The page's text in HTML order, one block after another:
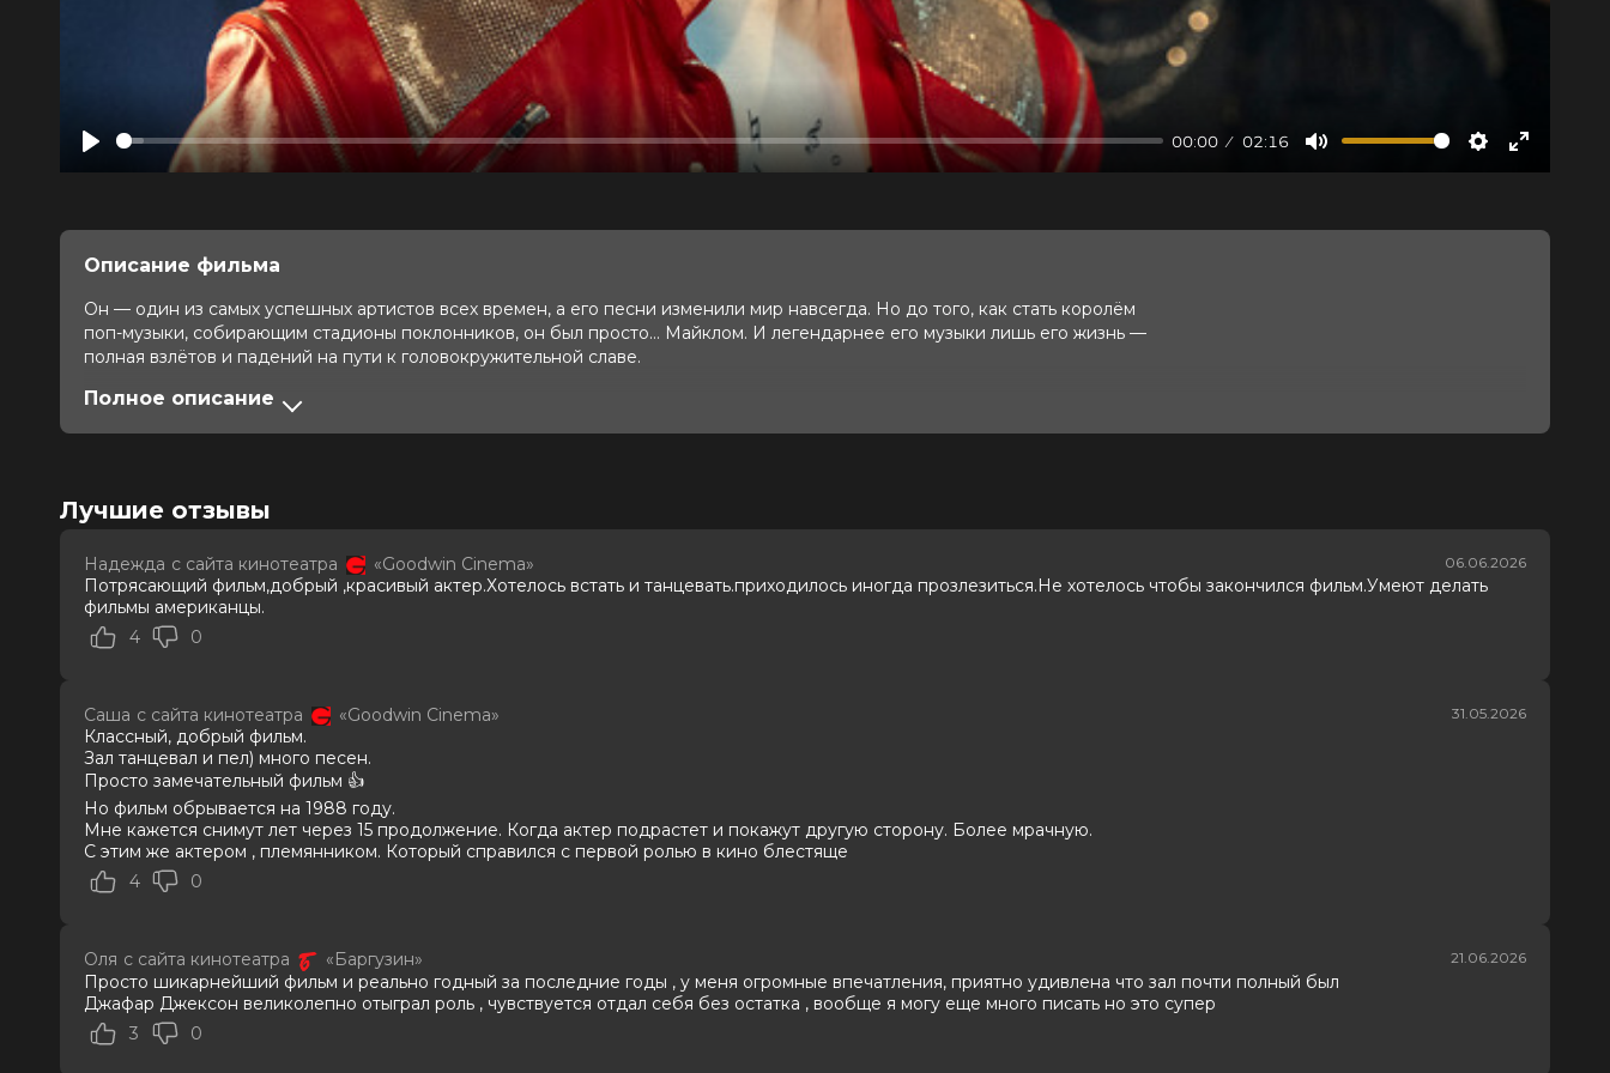
Play
00:00 02:16
Mute Settings
Enter
Описание фильма
Он — один из самых успешных артистов всех времен, а его песни изменили мир навсегда. Но до того, как стать королём
поп-музыки, собирающим стадионы поклонников, он был просто… Майклом. И легендарнее его музыки лишь его жизнь —
полная взлётов и падений на пути к головокружительной славе.
Оценка 7.8 / 10 (163 818 голосов)
Год
2026
Режиссер
Антуан Фукуа
Теллер, Кендрик Сэмпсон, Кэт Грэм, Лора Хэрриер, Лоренц Тейт, Дерек
Люк
Продюсеры
Джон Бранка, Грэм Кинг, Джон МакКлейн
Сценаристы
Жанр
Меморандум
до 3 июня
Полное описание
Лучшие отзывы
Надежда с сайта кинотеатра «Goodwin Cinema» 06.06.2026
Потрясающий фильм,добрый ,красивый актер.Хотелось встать и танцевать.приходилось иногда прозлезиться.Не хотелось чтобы закончился фильм.Умеют делать
фильмы американцы.
4
0
Саша с сайта кинотеатра «Goodwin Cinema» 31.05.2026
Классный, добрый фильм.
Зал танцевал и пел) много песен.
Просто замечательный фильм 👍
Но фильм обрывается на 1988 году.
Мне кажется снимут лет через 15 продолжение. Когда актер подрастет и покажут другую сторону. Более мрачную.
С этим же актером , племянником. Который справился с первой ролью в кино блестяще
4
0
Оля с сайта кинотеатра «Баргузин» 21.06.2026
Просто шикарнейший фильм и реально годный за последние годы , у меня огромные впечатления, приятно удивлена что зал почти полный был
Джафар Джексон великолепно отыграл роль , чувствуется отдал себя без остатка , вообще я могу еще много писать но это супер
3
0